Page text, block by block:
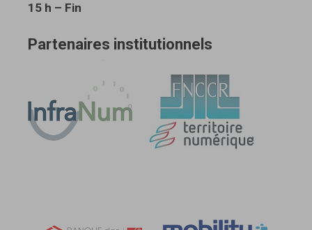
15 h – Fin
Partenaires institutionnels